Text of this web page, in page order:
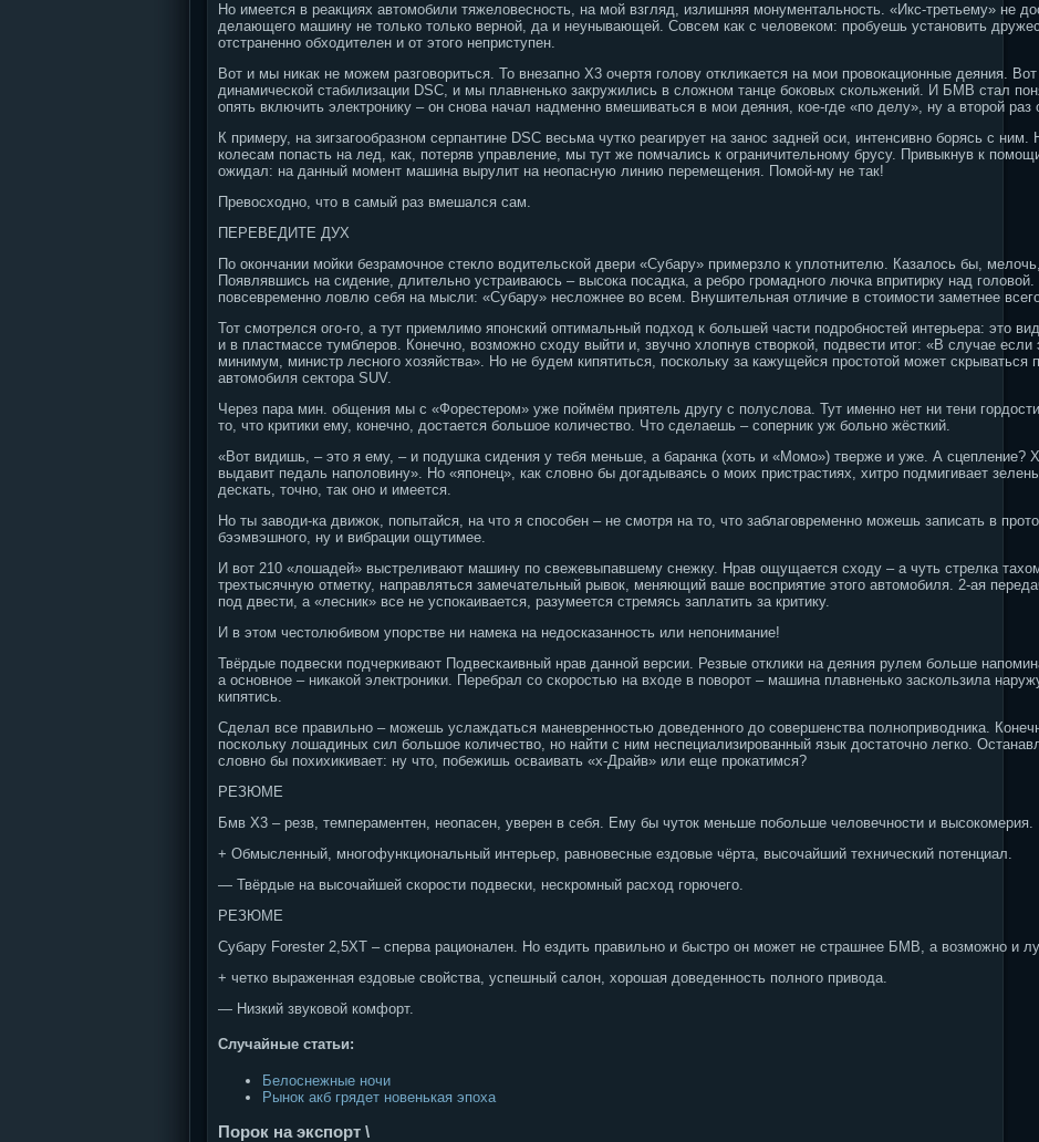
Но имеется в реакциях автомобили тяжеловесность, на мой взгляд, излишняя монументальность. «Икс-третьему» не
делающего машину не только только верной, да и неунывающей. Совсем как с человеком: пробуешь установить
отстраненно обходителен и от этого неприступен.
Вот и мы никак не можем разговориться. То внезапно Х3 очертя голову откликается на мои провокационные деяния.
динамической стабилизации DSC, и мы плавненько закружились в сложном танце боковых скольжений. И БМВ стал
опять включить электронику – он снова начал надменно вмешиваться в мои деяния, кое-где «по делу», ну а второй раз
К примеру, на зигзагообразном серпантине DSC весьма чутко реагирует на занос задней оси, интенсивно борясь с
колесам попасть на лед, как, потеряв управление, мы тут же помчались к ограничительному брусу. Привыкнув к
ожидал: на данный момент машина вырулит на неопасную линию перемещения. Помой-му не так!
Превосходно, что в самый раз вмешался сам.
ПЕРЕВЕДИТЕ ДУХ
По окончании мойки безрамочное стекло водительской двери «Субару» примерзло к уплотнителю. Казалось бы,
Появлявшись на сидение, длительно устраиваюсь – высока посадка, а ребро громадного лючка впритирку над
повсевременно ловлю себя на мысли: «Субару» несложнее во всем. Внушительная отличие в стоимости заметнее
Тот смотрелся ого-го, а тут приемлимо японский оптимальный подход к большей части подробностей интерьера: это
и в пластмассе тумблеров. Конечно, возможно сходу выйти и, звучно хлопнув створкой, подвести итог: «В случае
минимум, министр лесного хозяйства». Но не будем кипятиться, поскольку за кажущейся простотой может скрываться
автомобиля сектора SUV.
Через пара мин. общения мы с «Форестером» уже поймём приятель другу с полуслова. Тут именно нет ни тени
то, что критики ему, конечно, достается большое количество. Что сделаешь – соперник уж больно жёсткий.
«Вот видишь, – это я ему, – и подушка сидения у тебя меньше, а баранка (хоть и «Момо») тверже и уже. А сцепление?
выдавит педаль наполовину». Но «японец», как словно бы догадываясь о моих пристрастиях, хитро подмигивает
дескать, точно, так оно и имеется.
Но ты заводи-ка движок, попытайся, на что я способен – не смотря на то, что заблаговременно можешь записать в
бээмвэшного, ну и вибрации ощутимее.
И вот 210 «лошадей» выстреливают машину по свежевыпавшему снежку. Нрав ощущается сходу – а чуть стрелка
трехтысячную отметку, направляться замечательный рывок, меняющий ваше восприятие этого автомобиля. 2-ая
под двести, а «лесник» все не успокаивается, разумеется стремясь заплатить за критику.
И в этом честолюбивом упорстве ни намека на недосказанность или непонимание!
Твёрдые подвески подчеркивают Подвескаивный нрав данной версии. Резвые отклики на деяния рулем больше
а основное – никакой электроники. Перебрал со скоростью на входе в поворот – машина плавненько заскользила
кипятись.
Сделал все правильно – можешь услаждаться маневренностью доведенного до совершенства полноприводника.
поскольку лошадиных сил большое количество, но найти с ним неспециализированный язык достаточно легко.
словно бы похихикивает: ну что, побежишь осваивать «х-Драйв» или еще прокатимся?
РЕЗЮМЕ
Бмв X3 – резв, темпераментен, неопасен, уверен в себя. Ему бы чуток меньше побольше человечности и высокомерия.
+ Обмысленный, многофункциональный интерьер, равновесные ездовые чёрта, высочайший технический потенциал.
— Твёрдые на высочайшей скорости подвески, нескромный расход горючего.
РЕЗЮМЕ
Субару Forester 2,5ХT – сперва рационален. Но ездить правильно и быстро он может не страшнее БМВ, а возможно и
+ четко выраженная ездовые свойства, успешный салон, хорошая доведенность полного привода.
— Низкий звуковой комфорт.
Случайные статьи:
Белоснежные ночи
Рынок акб грядет новенькая эпоха
Порок на экспорт \